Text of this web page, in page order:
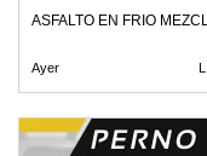
ASFALTO EN FRIO
Ayer